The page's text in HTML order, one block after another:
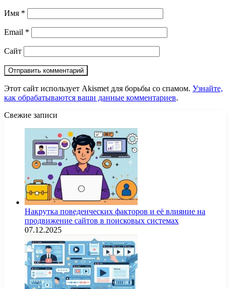
Имя *
Email *
Сайт
Этот сайт использует Akismet для борьбы со спамом. Узнайте,
как обрабатываются ваши данные комментариев.
Свежие записи
Накрутка поведенческих факторов и её влияние на
продвижение сайтов в поисковых системах
07.12.2025